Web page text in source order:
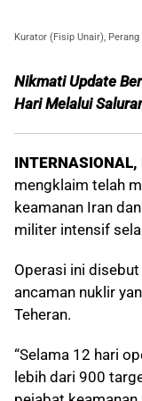
Kurator (Fisip Unair), Perang
Nikmati Update
Hari Melalui
mengklaim telah
keamanan Iran
militer intensif
Operasi ini
ancaman nuklir
Teheran.
“Selama 12 hari
lebih dari 900